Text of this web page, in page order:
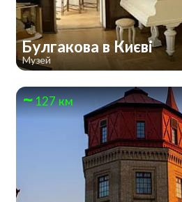
Булгакова в Києві
Музей
127 км